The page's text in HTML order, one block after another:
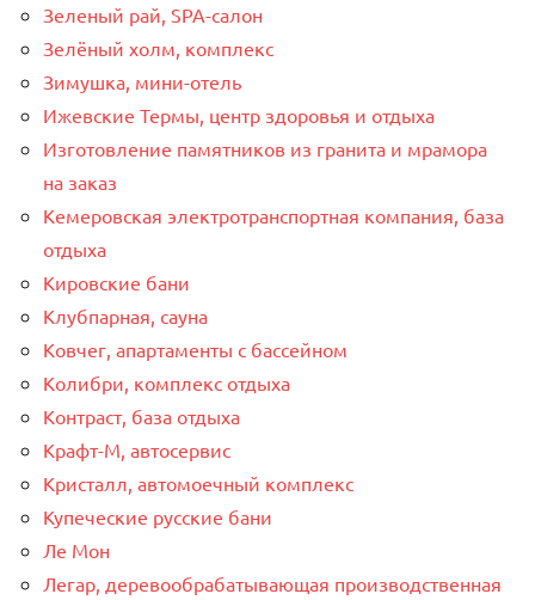
Зеленый рай, SPA-салон
Зелёный холм, комплекс
Зимушка, мини-отель
Ижевские Термы, центр здоровья и отдыха
Изготовление памятников из гранита и мрамора
на заказ
Кемеровская электротранспортная компания, база
отдыха
Кировские бани
Клубпарная, сауна
Ковчег, апартаменты с бассейном
Колибри, комплекс отдыха
Контраст, база отдыха
Крафт-М, автосервис
Кристалл, автомоечный комплекс
Купеческие русские бани
Ле Мон
Легар, деревообрабатывающая производственная